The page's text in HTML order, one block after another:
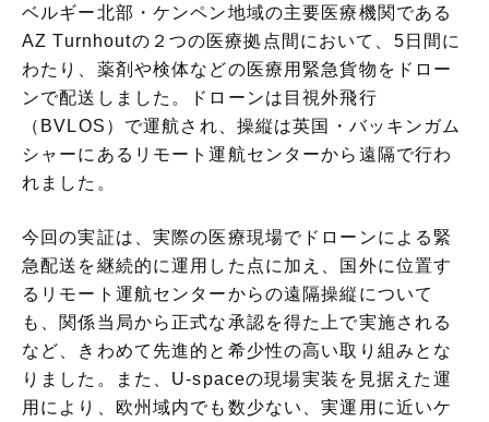
ベルギー北部・ケンペン地域の主要医療機関である
AZ Turnhoutの２つの医療拠点間において、5日間に
わたり、薬剤や検体などの医療用緊急貨物をドロー
ンで配送しました。ドローンは目視外飛行
（BVLOS）で運航され、操縦は英国・バッキンガム
シャーにあるリモート運航センターから遠隔で行わ
れました。
今回の実証は、実際の医療現場でドローンによる緊
急配送を継続的に運用した点に加え、国外に位置す
るリモート運航センターからの遠隔操縦について
も、関係当局から正式な承認を得た上で実施される
など、きわめて先進的と希少性の高い取り組みとな
りました。また、U-spaceの現場実装を見据えた運
用により、欧州域内でも数少ない、実運用に近いケ